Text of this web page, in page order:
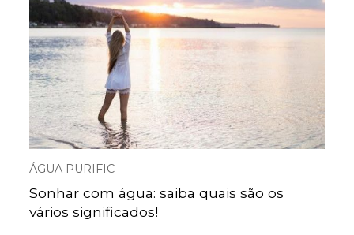
ÁGUA PURIFIC
Sonhar com água: saiba quais são os
vários significados!